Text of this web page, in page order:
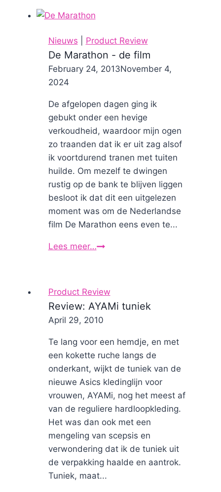
review
Nieuws Product Review
De Marathon - de film
ByNicole
February 24, 2013November 4,
2024
De afgelopen dagen ging ik
gebukt onder een hevige
verkoudheid, waardoor mijn ogen
zo traanden dat ik er uit zag alsof
ik voortdurend tranen met tuiten
huilde. Om mezelf te dwingen
rustig op de bank te blijven liggen
besloot ik dat dit een uitgelezen
moment was om de Nederlandse
film De Marathon eens even te...
Lees meer…De
de
film
Product Review
Review: AYAMi tuniek
ByNicole
April 29, 2010
Te lang voor een hemdje, en met
een kokette ruche langs de
onderkant, wijkt de tuniek van de
nieuwe Asics kledinglijn voor
vrouwen, AYAMi, nog het meest af
van de reguliere hardloopkleding.
Het was dan ook met een
mengeling van scepsis en
verwondering dat ik de tuniek uit
de verpakking haalde en aantrok.
Tuniek, maat...